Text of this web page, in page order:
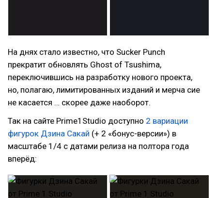
На днях стало известно, что Sucker Punch
прекратит обновлять Ghost of Tsushima,
переключившись на разработку нового проекта,
но, полагаю, лимитированных изданий и мерча сие
не касается … скорее даже наоборот.
Так на сайте Prime1Studio доступно 2 вариации
фигурок Дзина Сакай (+ 2 «бонус-версии») в
масштабе 1/4 с датами релиза на полтора года
вперёд: